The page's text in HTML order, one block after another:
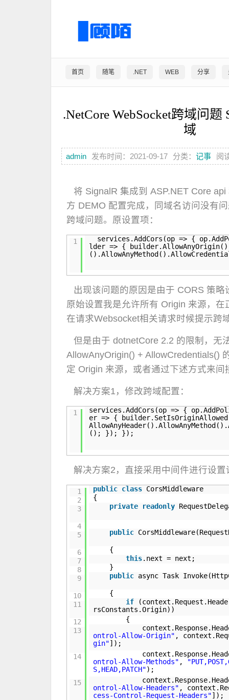
首页 随笔 .NET WEB 分享
.NetCore WebSocket跨域问题
域
admin 发布时间：2021-09-17 分类： 记事 阅
将 SignalR 集成到 ASP.NET Core
方 DEMO 配置完成，同域名访问没有
跨域问题。原设置项：
1
services.AddCors(op => {
lder => {
出现该问题的原因是由于 CORS 策略
原始设置我是允许所有 Origin 来源，在
在请求Websocket相关请求时候提示跨
但是由于 dotnetCore 2.2 的限制，无
AllowAnyOrigin() + AllowCredentials()
定 Origin 来源，或者通过下述方式来间
解决方案1，修改跨域配置：
1
services.AddCors(op => {
er => {
(); }); });
解决方案2，直接采用中间件进行设置
1
2
3
4
5
6
7
8
9
10
11
12
13
14
15
public class CorsMiddleware
{
private
readonly
public
{
this.next = next;
}
public async Task
{
if
rsConstants.Origin))
{
ontrol-Allow-Origin" ,
gin"]);
ontrol-Allow-Methods" ,
S,HEAD,PATCH");
ontrol-Allow-Headers" ,
cess-Control-Request-Headers"]);